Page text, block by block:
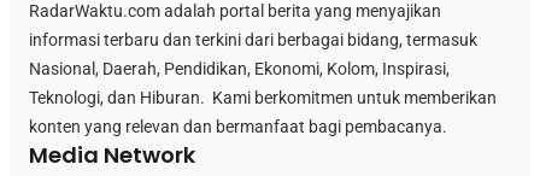
RadarWaktu.com adalah portal berita yang menyajikan
informasi terbaru dan terkini dari berbagai bidang, termasuk
Nasional, Daerah, Pendidikan, Ekonomi, Kolom, Inspirasi,
Teknologi, dan Hiburan. Kami berkomitmen untuk memberikan
konten yang relevan dan bermanfaat bagi pembacanya.
Media Network